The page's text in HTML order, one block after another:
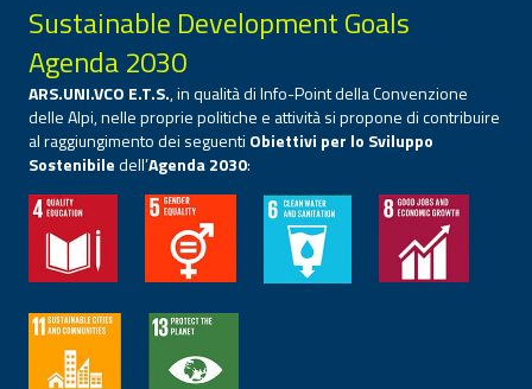
Sustainable Development Goals
Agenda 2030
ARS.UNI.VCO E.T.S., in qualità di Info-Point della Convenzione
delle Alpi, nelle proprie politiche e attività si propone di contribuire
al raggiungimento dei seguenti Obiettivi per lo Sviluppo
Sostenibiledell’Agenda 2030: